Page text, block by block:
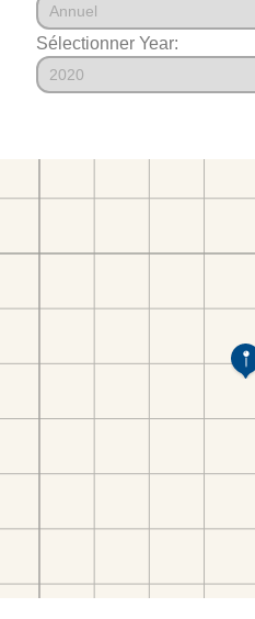
Sélectionner Year: